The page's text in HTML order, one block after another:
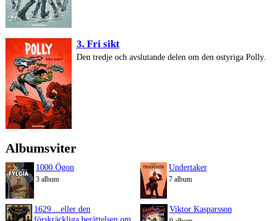
3. Fri sikt
Den tredje och avslutande delen om den ostyriga Polly.
Albumsviter
1000 Ögon
3 album
1629 ...eller den
Undertaker
7 album
Viktor Kasparsson